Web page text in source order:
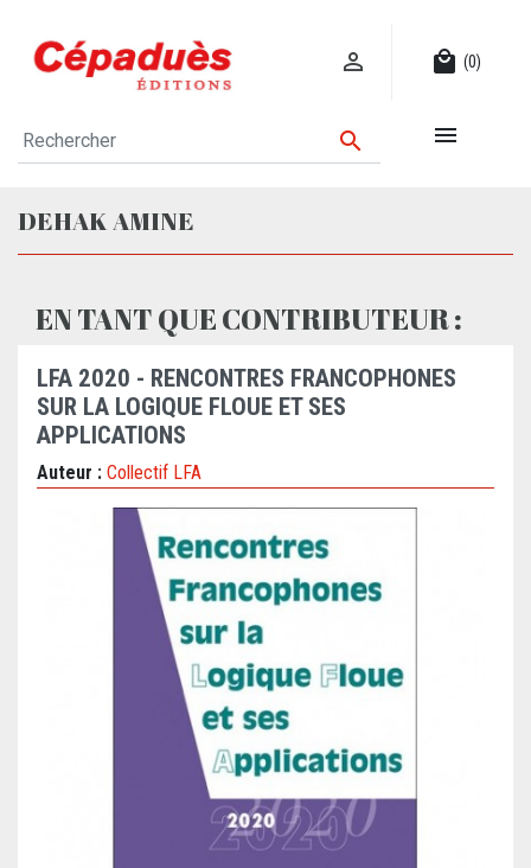
 local_mall (0)
 
DEHAK AMINE
EN TANT QUE CONTRIBUTEUR :
LFA 2020 - RENCONTRES FRANCOPHONES
SUR LA LOGIQUE FLOUE ET SES
APPLICATIONS
Auteur : Collectif LFA